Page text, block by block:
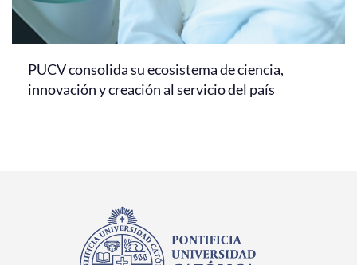
PUCV consolida su ecosistema de ciencia,
innovación y creación al servicio del país